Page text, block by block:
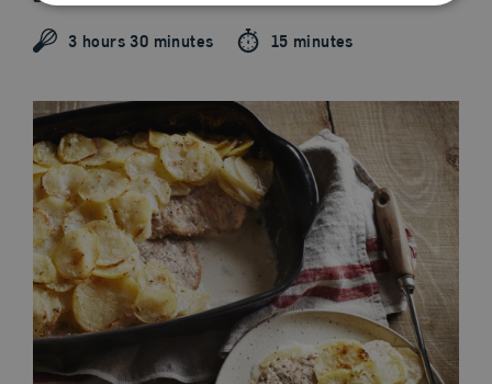
3 hours 30 minutes 15 minutes